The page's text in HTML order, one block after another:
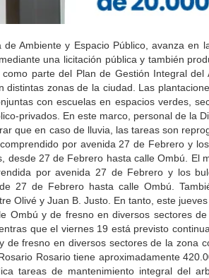
Ambiente y Espacio Público, avanza en
una licitación pública y también
parte del Plan de Gestión Integral
zonas de la ciudad. Las
con escuelas en espacios verdes,
privados. En este marco, personal de la
que en caso de lluvia, las tareas son
por avenida 27 de Febrero y
27 de Febrero hasta calle Ombú. El
por avenida 27 de Febrero y los
27 de Febrero hasta calle Ombú.
Olivé y Juan B. Justo. En tanto, este
Ombú y de fresno en diversos sectores
que el viernes 19 está previsto
fresno en diversos sectores de la zona
Rosario tiene aproximadamente
tareas de mantenimiento integral del